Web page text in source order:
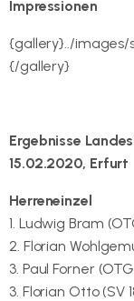
Impressionen
{gallery}../images/
{/gallery}
Ergebnisse
15.02.2020, Erfurt
Herreneinzel
1. Ludwig Bram
2. Florian
3. Paul Forner
3. Florian Otto (SV